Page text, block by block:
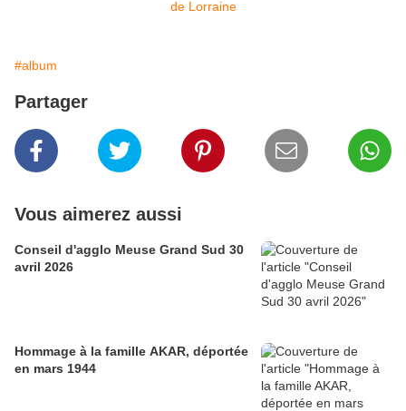
#album
Partager
Vous aimerez aussi
Conseil d'agglo Meuse Grand Sud 30
avril 2026
Hommage à la famille AKAR, déportée
en mars 1944